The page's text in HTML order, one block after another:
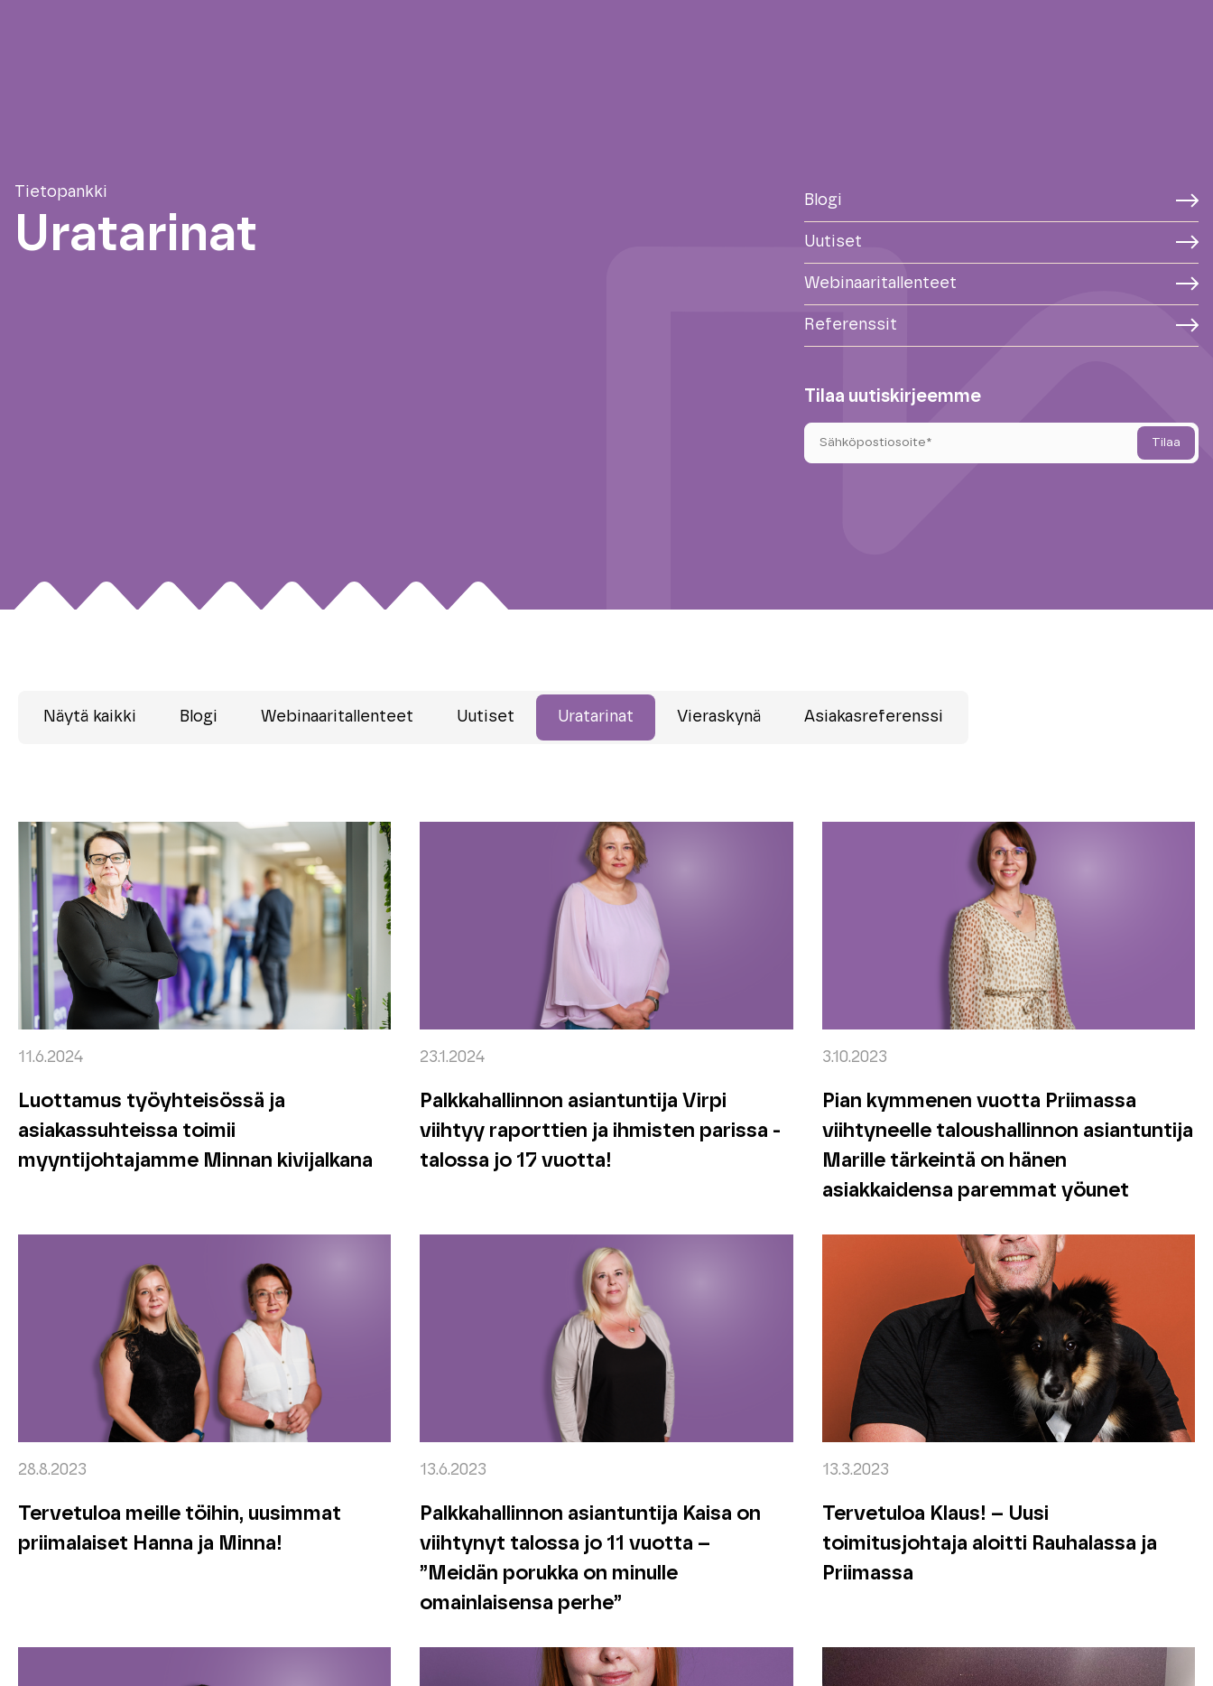
Tietopankki
Uratarinat
Blogi
Uutiset
Webinaaritallenteet
Referenssit
Tilaa uutiskirjeemme
Näytä kaikki Blogi Webinaaritallenteet Uutiset Uratarinat Vieraskynä Asiakasreferenssi
11.6.2024
Luottamus työyhteisössä ja
asiakassuhteissa toimii
myyntijohtajamme Minnan kivijalkana
23.1.2024
Palkkahallinnon asiantuntija Virpi
viihtyy raporttien ja ihmisten parissa -
talossa jo 17 vuotta!
3.10.2023
Pian kymmenen vuotta Priimassa
viihtyneelle taloushallinnon asiantuntija
Marille tärkeintä on hänen
asiakkaidensa paremmat yöunet
28.8.2023
Tervetuloa meille töihin, uusimmat
priimalaiset Hanna ja Minna!
13.6.2023
Palkkahallinnon asiantuntija Kaisa on
viihtynyt talossa jo 11 vuotta –
”Meidän porukka on minulle
omainlaisensa perhe”
13.3.2023
Tervetuloa Klaus! – Uusi
toimitusjohtaja aloitti Rauhalassa ja
Priimassa